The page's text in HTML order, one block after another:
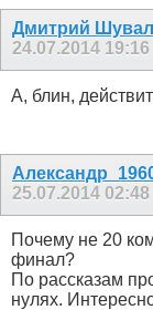
Дмитрий
24.07.2014 19:16
А, блин,
25.07.2014 02:48
Почему не 20
финал?
По рассказам
нулях.